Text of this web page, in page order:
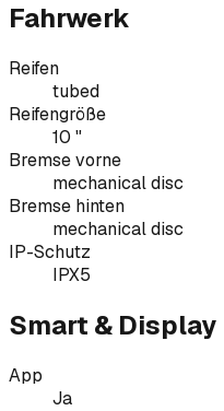
Fahrwerk
Reifen
tubed
Reifengröße
10 "
Bremse vorne
mechanical disc
Bremse hinten
mechanical disc
IP-Schutz
IPX5
Smart & Display
App
Ja